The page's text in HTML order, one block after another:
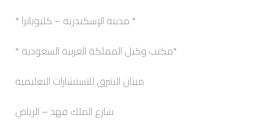
* مدينة الإسكندرية – كليوباترا *
*مكتب وكيل المملكة العربية السعودية *
ميثان الشرق للاستشارات التعليمية
شارع الملك فهد – الرياض